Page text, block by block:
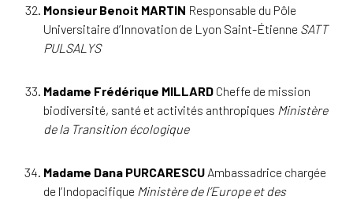
Monsieur Benoit MARTIN Responsable du Pôle
Universitaire d’Innovation de Lyon Saint-Étienne SATT
PULSALYS
Madame Frédérique MILLARD Cheffe de mission
biodiversité, santé et activités anthropiques Ministère
de la Transition écologique
Madame Dana PURCARESCU Ambassadrice chargée
de l’Indopacifique Ministère de l’Europe et des